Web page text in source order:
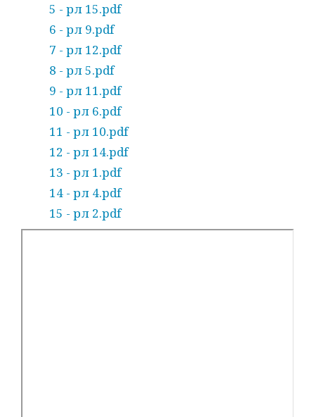
5 - рл 15.pdf
6 - рл 9.pdf
7 - рл 12.pdf
8 - рл 5.pdf
9 - рл 11.pdf
10 - рл 6.pdf
11 - рл 10.pdf
12 - рл 14.pdf
13 - рл 1.pdf
14 - рл 4.pdf
15 - рл 2.pdf